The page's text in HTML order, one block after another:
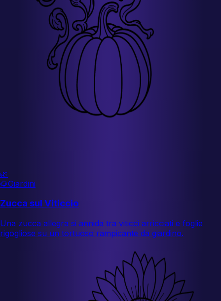
🌿
🌻Giardini
Zucca sul Viticcio
Una zucca allegra si annida tra viticci arricciati e foglie
rigogliose su un tortuoso rampicante da giardino.